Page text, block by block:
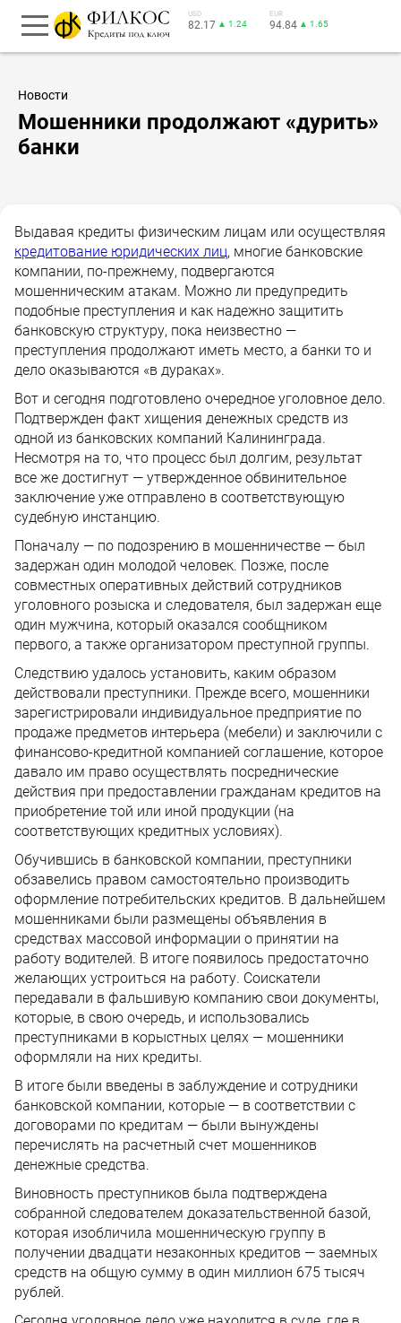
USD
82.17 ▲ 1.24
EUR
94.84 ▲ 1.65
Новости
Мошенники продолжают «дурить»
банки
Выдавая кредиты физическим лицам или осуществляя
кредитование юридических лиц, многие банковские
компании, по-прежнему, подвергаются
мошенническим атакам. Можно ли предупредить
подобные преступления и как надежно защитить
банковскую структуру, пока неизвестно —
преступления продолжают иметь место, а банки то и
дело оказываются «в дураках».
Вот и сегодня подготовлено очередное уголовное дело.
Подтвержден факт хищения денежных средств из
одной из банковских компаний Калининграда.
Несмотря на то, что процесс был долгим, результат
все же достигнут — утвержденное обвинительное
заключение уже отправлено в соответствующую
судебную инстанцию.
Поначалу — по подозрению в мошенничестве — был
задержан один молодой человек. Позже, после
совместных оперативных действий сотрудников
уголовного розыска и следователя, был задержан еще
один мужчина, который оказался сообщником
первого, а также организатором преступной группы.
Следствию удалось установить, каким образом
действовали преступники. Прежде всего, мошенники
зарегистрировали индивидуальное предприятие по
продаже предметов интерьера (мебели) и заключили с
финансово-кредитной компанией соглашение, которое
давало им право осуществлять посреднические
действия при предоставлении гражданам кредитов на
приобретение той или иной продукции (на
соответствующих кредитных условиях).
Обучившись в банковской компании, преступники
обзавелись правом самостоятельно производить
оформление потребительских кредитов. В дальнейшем
мошенниками были размещены объявления в
средствах массовой информации о принятии на
работу водителей. В итоге появилось предостаточно
желающих устроиться на работу. Соискатели
передавали в фальшивую компанию свои документы,
которые, в свою очередь, и использовались
преступниками в корыстных целях — мошенники
оформляли на них кредиты.
В итоге были введены в заблуждение и сотрудники
банковской компании, которые — в соответствии с
договорами по кредитам — были вынуждены
перечислять на расчетный счет мошенников
денежные средства.
Виновность преступников была подтверждена
собранной следователем доказательственной базой,
которая изобличила мошенническую группу в
получении двадцати незаконных кредитов — заемных
средств на общую сумму в один миллион 675 тысяч
рублей.